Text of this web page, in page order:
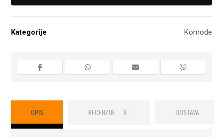
Kategorije Komode
OPIS RECENZIJE 0 DOSTAVA